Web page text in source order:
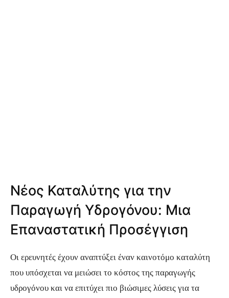
Νέος Καταλύτης για την
Παραγωγή Υδρογόνου: Μια
Επαναστατική Προσέγγιση
Οι ερευνητές έχουν αναπτύξει έναν καινοτόμο καταλύτη
που υπόσχεται να μειώσει το κόστος της παραγωγής
υδρογόνου και να επιτύχει πιο βιώσιμες λύσεις για τα